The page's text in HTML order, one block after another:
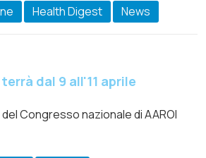
Health Digest News
dal 9 all'11 aprile
Congresso nazionale di AAROI